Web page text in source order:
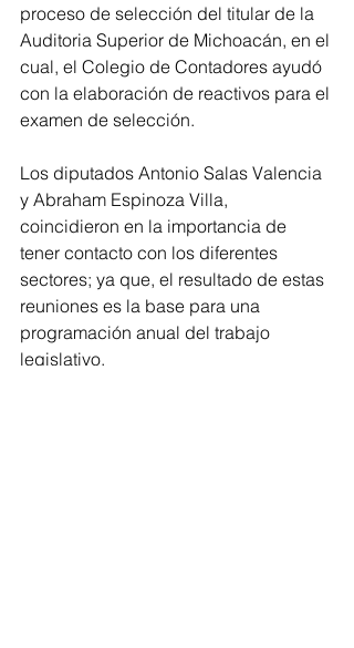
proceso de selección del titular de la
Auditoria Superior de Michoacán, en el
cual, el Colegio de Contadores ayudó
con la elaboración de reactivos para el
examen de selección.
Los diputados Antonio Salas Valencia
y Abraham Espinoza Villa,
coincidieron en la importancia de
tener contacto con los diferentes
sectores; ya que, el resultado de estas
reuniones es la base para una
programación anual del trabajo
legislativo.